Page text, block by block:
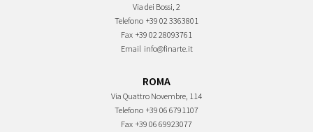
Via dei Bossi, 2
Telefono +39 02 3363801
Fax +39 02 28093761
Email info@finarte.it
ROMA
Via Quattro Novembre, 114
Telefono +39 06 6791107
Fax +39 06 69923077